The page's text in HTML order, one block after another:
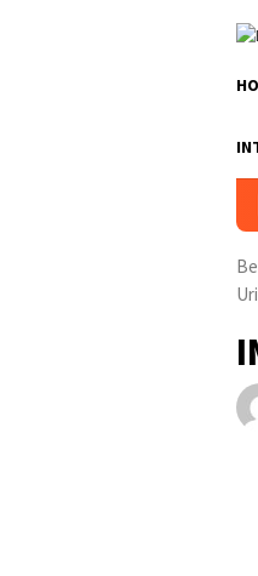
Bupati Aceh Timur